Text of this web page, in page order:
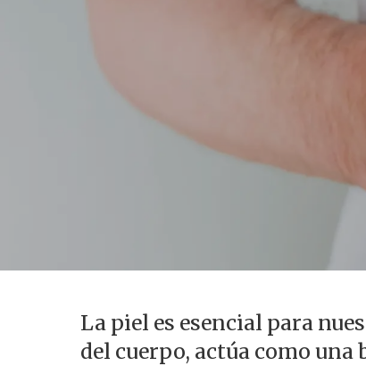
La piel es esencial para
del cuerpo, actúa como